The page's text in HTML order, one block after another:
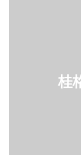
桂